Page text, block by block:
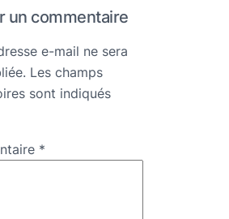
un commentaire
e-mail ne sera
Les champs
sont indiqués
*